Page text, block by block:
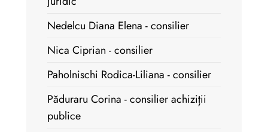
Nedelcu Diana Elena - consilier
Nica Ciprian - consilier
Paholnischi Rodica-Liliana - consilier
Păduraru Corina - consilier achiziții
publice